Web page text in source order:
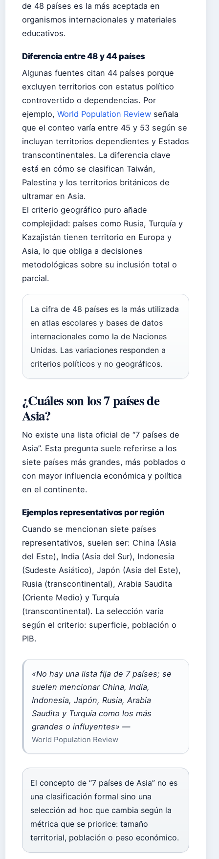
de 48 países es la más aceptada en
organismos internacionales y materiales
educativos.
Diferencia entre 48 y 44 países
Algunas fuentes citan 44 países porque
excluyen territorios con estatus político
controvertido o dependencias. Por
ejemplo, World Population Review señala
que el conteo varía entre 45 y 53 según se
incluyan territorios dependientes y Estados
transcontinentales. La diferencia clave
está en cómo se clasifican Taiwán,
Palestina y los territorios británicos de
ultramar en Asia.
El criterio geográfico puro añade
complejidad: países como Rusia, Turquía y
Kazajistán tienen territorio en Europa y
Asia, lo que obliga a decisiones
metodológicas sobre su inclusión total o
parcial.
La cifra de 48 países es la más utilizada
en atlas escolares y bases de datos
internacionales como la de Naciones
Unidas. Las variaciones responden a
criterios políticos y no geográficos.
¿Cuáles son los 7 países de
Asia?
No existe una lista oficial de “7 países de
Asia”. Esta pregunta suele referirse a los
siete países más grandes, más poblados o
con mayor influencia económica y política
en el continente.
Ejemplos representativos por región
Cuando se mencionan siete países
representativos, suelen ser: China (Asia
del Este), India (Asia del Sur), Indonesia
(Sudeste Asiático), Japón (Asia del Este),
Rusia (transcontinental), Arabia Saudita
(Oriente Medio) y Turquía
(transcontinental). La selección varía
según el criterio: superficie, población o
PIB.
«No hay una lista fija de 7 países; se
suelen mencionar China, India,
Indonesia, Japón, Rusia, Arabia
Saudita y Turquía como los más
grandes o influyentes» —
World Population Review
El concepto de “7 países de Asia” no es
una clasificación formal sino una
selección ad hoc que cambia según la
métrica que se priorice: tamaño
territorial, población o peso económico.